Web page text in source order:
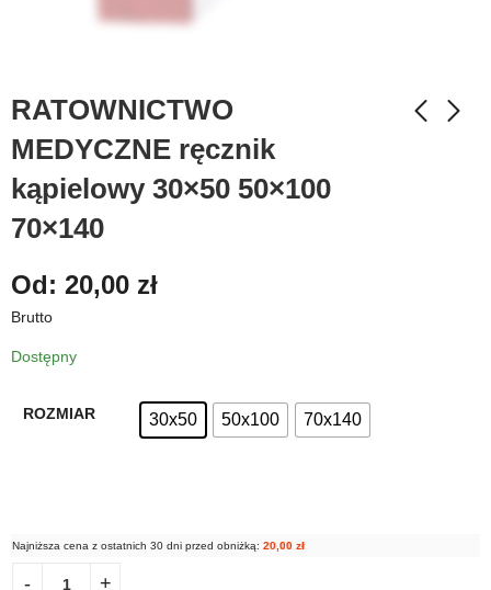
RATOWNICTWO
MEDYCZNE ręcznik
kąpielowy 30×50 50×100
70×140
Od: 20,00 zł
Brutto
Dostępny
ROZMIAR 30x50 50x100 70x140
Najniższa cena z ostatnich 30 dni przed obniżką: 20,00 zł